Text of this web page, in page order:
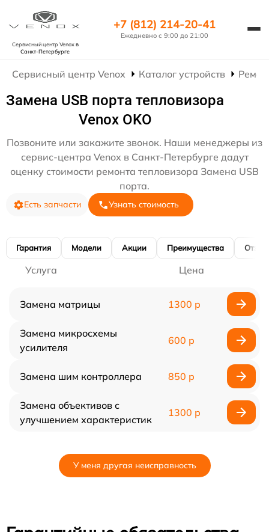
Сервисный центр Venoxв
Санкт-Петербурге
+7 (812) 214-20-41
Ежедневно с 9:00 до 21:00
Сервисный центр Venox Каталог устройств
Замена USB порта тепловизора
Venox OKO
Позвоните или закажите звонок. Наши менеджеры из
сервис-центра Venox в Санкт-Петербурге дадут
оценку стоимости ремонта тепловизора Замена USB
порта.
Есть запчасти Узнать стоимость
Гарантия Модели Акции Преимущества
Услуга Цена
Замена матрицы 1300 р
Замена микросхемы
усилителя
600 р
Замена шим контроллера 850 р
Замена объективов с
улучшением характеристик
1300 р
У меня другая неисправность